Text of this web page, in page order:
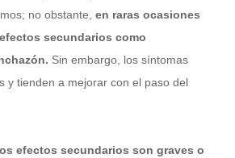
no obstante, en raras ocasiones
secundarios como
Sin embargo, los síntomas
y tienden a mejorar con el paso del
efectos secundarios son graves o